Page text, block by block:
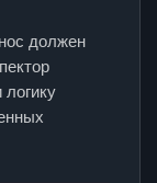
должен
логику